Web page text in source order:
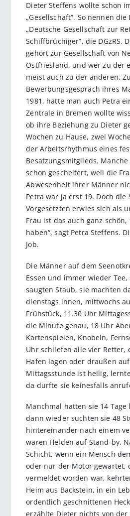
Dieter Steffens wollte schon
„Gesellschaft“. So nennen
„Deutsche Gesellschaft zur
Schiffbrüchiger“, die DGzRS.
gehört zur Gesellschaft von
Ostfriesland, und wer zu der
meist auch zu der anderen.
Bewerbungsgespräch ihres
1981, hatte man auch Petra
Zentrale in Bremen wollte
ob ihre Beziehung zu Dieter
Wochen zu Hause, zwei
der Arbeitsrhythmus eines
Besatzungsmitglieds. Manche
schon gescheitert, weil die
Abwesenheit ihrer Männer
Petra war ja erst 19. Doch die
Vorgesetzten erwies sich als
Frau ist das auch ganz
haben“, sagt Petra Steffens.
Job.
Die Männer auf dem
Essen und immer wieder
saugten Staub, sie machten
dienstags innen, mittwochs
Frühstück, 11.30 Uhr
die Minute genau, 18 Uhr
Kartenspielen, Knobeln,
Uhr schliefen alle vier Retter,
Hafen lagen oder draußen
Mittagsstunde ist heilig,
da durfte sie keinesfalls
Manchmal hatten sie 14 Tage
dann wieder suchten sie 48
hintereinander nach einem
waren Helden auf Stand-by.
Schicht, wenn ein Mensch
oder nur der Motor gewartet,
vermeldet worden war,
Heim aus Backstein, in ein
ordentlich geschnittenen
erzählte Dieter nichts von der